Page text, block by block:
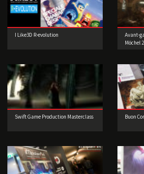
I Like3D R-evolution
Avant-
Möchel
Swift Game Production Masterclass Buon